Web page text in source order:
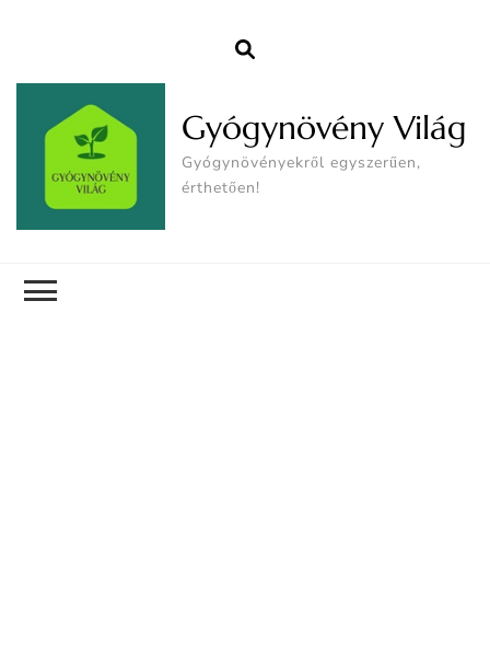
Gyógynövény Világ
Gyógynövényekről egyszerűen,
érthetően!